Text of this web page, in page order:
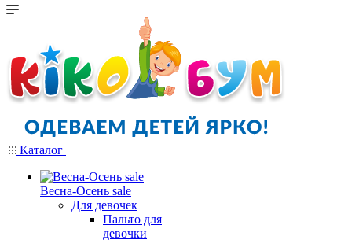
Каталог
Весна-Осень sale
Для девочек
Пальто для
девочки